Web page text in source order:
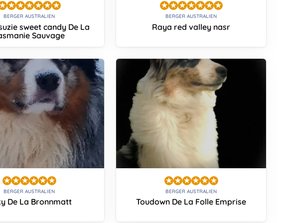
BERGER AUSTRALIEN
sweet candy De La
Sauvage
BERGER AUSTRALIEN
Raya red valley nasr
BERGER AUSTRALIEN
De La Bronnmatt
BERGER AUSTRALIEN
Toudown De La Folle Emprise